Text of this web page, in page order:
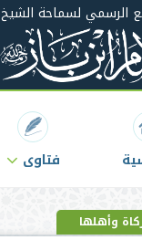
الرسمي لسماحة الشيخ
فتاوى
وأهلها